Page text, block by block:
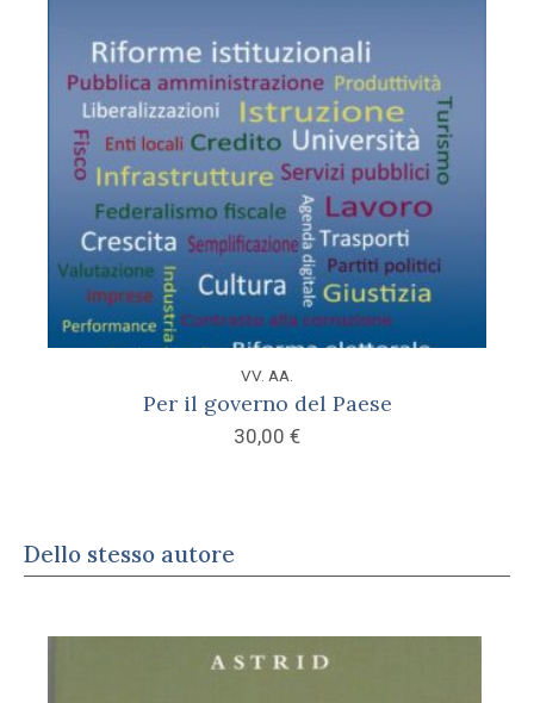
VV. AA.
Per il governo del Paese
30,00 €
Dello stesso autore